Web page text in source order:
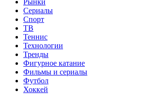
Сериалы
Спорт
ТВ
Теннис
Технологии
Тренды
Фигурное катание
Фильмы и сериалы
Футбол
Хоккей